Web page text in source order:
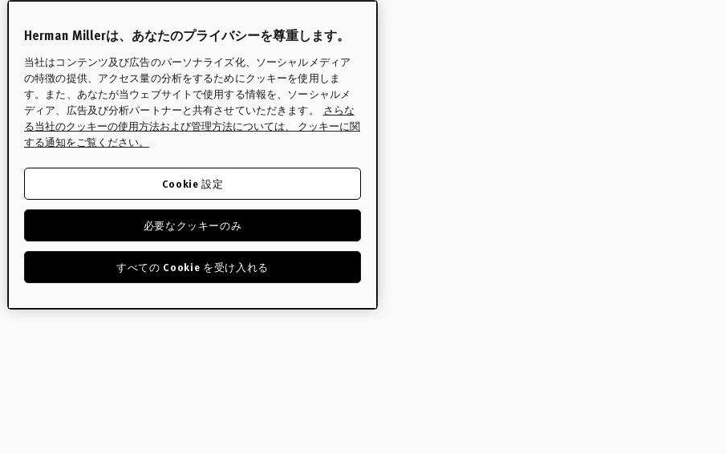
Herman Millerは、あなたのプライバシーを尊重します。
当社はコンテンツ及び広告のパーソナライズ化、ソーシャルメディア
の特徴の提供、アクセス量の分析をするためにクッキーを使用しま
す。また、あなたが当ウェブサイトで使用する情報を、ソーシャルメ
ディア、広告及び分析パートナーと共有させていただきます。
さらな
る当社のクッキーの使用方法および管理方法については、 クッキーに関
する通知をご覧ください。
必要なクッキーのみ
すべての Cookie を受け入れる
Cookie 設定